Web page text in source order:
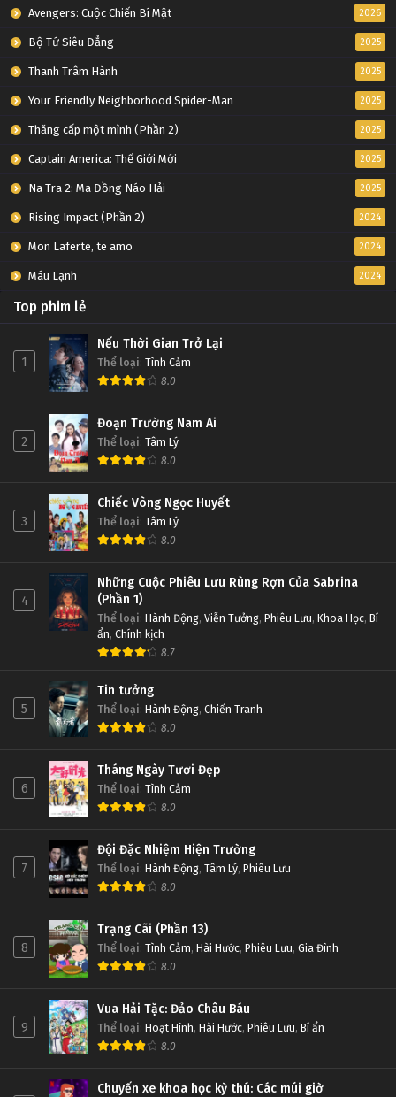
Avengers: Cuộc Chiến Bí Mật 2026
Bộ Tứ Siêu Đẳng 2025
Thanh Trâm Hành 2025
Your Friendly Neighborhood Spider-Man 2025
Thăng cấp một mình (Phần 2) 2025
Captain America: Thế Giới Mới 2025
Na Tra 2: Ma Đồng Náo Hải 2025
Rising Impact (Phần 2) 2024
Mon Laferte, te amo 2024
Máu Lạnh 2024
Top phim lẻ
1
Nếu Thời Gian Trở Lại
Thể loại: Tình Cảm
8.0
2
Đoạn Trường Nam Ai
Thể loại: Tâm Lý
8.0
3
Chiếc Vòng Ngọc Huyết
Thể loại: Tâm Lý
8.0
4
Những Cuộc Phiêu Lưu Rùng Rợn Của Sabrina
(Phần 1)
Thể loại: Hành Động, Viễn Tưởng, Phiêu Lưu, Khoa Học, Bí
ẩn, Chính kịch
8.7
5
Tin tưởng
Thể loại: Hành Động, Chiến Tranh
8.0
6
Tháng Ngày Tươi Đẹp
Thể loại: Tình Cảm
8.0
7
Đội Đặc Nhiệm Hiện Trường
Thể loại: Hành Động, Tâm Lý, Phiêu Lưu
8.0
8
Trạng Cãi (Phần 13)
Thể loại: Tình Cảm, Hài Hước, Phiêu Lưu, Gia Đình
8.0
9
Vua Hải Tặc: Đảo Châu Báu
Thể loại: Hoạt Hình, Hài Hước, Phiêu Lưu, Bí ẩn
8.0
Chuyến xe khoa học kỳ thú: Các múi giờ